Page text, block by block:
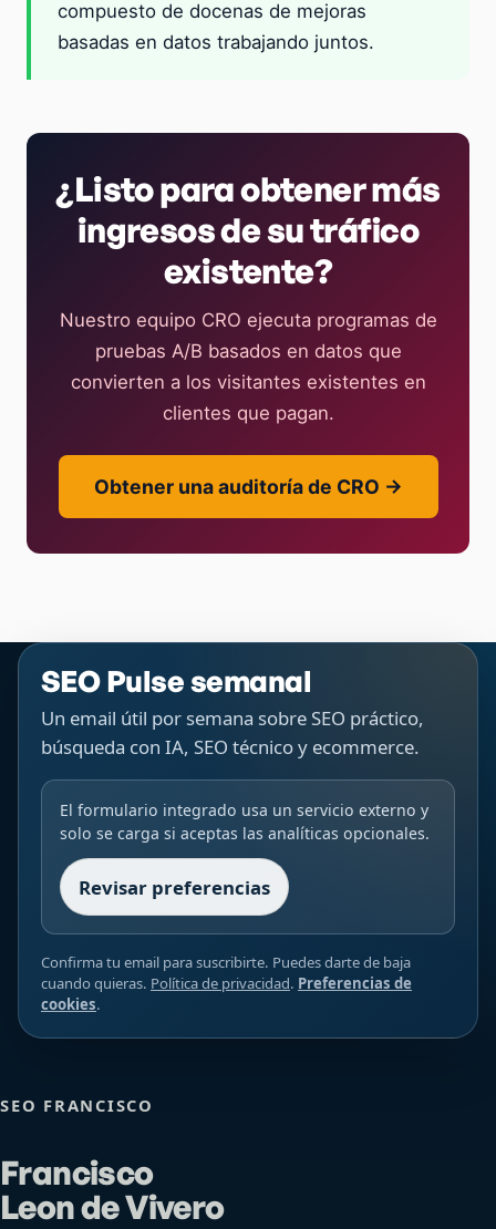
compuesto de docenas de mejoras
basadas en datos trabajando juntos.
¿Listo para obtener más
ingresos de su tráfico
existente?
Nuestro equipo CRO ejecuta programas de
pruebas A/B basados en datos que
convierten a los visitantes existentes en
clientes que pagan.
Obtener una auditoría de CRO →
SEO Pulse semanal
Un email útil por semana sobre SEO práctico,
búsqueda con IA, SEO técnico y ecommerce.
El formulario integrado usa un servicio externo y
solo se carga si aceptas las analíticas opcionales.
Revisar preferencias
Confirma tu email para suscribirte. Puedes darte de baja
cuando quieras. Política de privacidad. Preferencias de
cookies.
SEO FRANCISCO
Francisco
Leon de Vivero